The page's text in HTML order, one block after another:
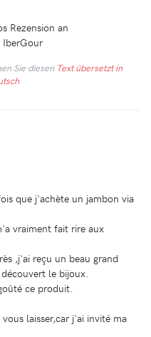
Rezension an
IberGour
Sie diesen Text übersetzt in
que j'achète un jambon via
vraiment fait rire aux
,j'ai reçu un beau grand
le bijoux.
ce produit.
laisser,car j'ai invité ma